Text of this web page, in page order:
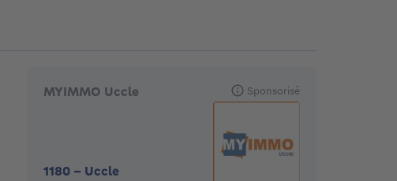
Agences en vedette
MYIMMO Uccle
1180 - Uccle
Sponsorisé